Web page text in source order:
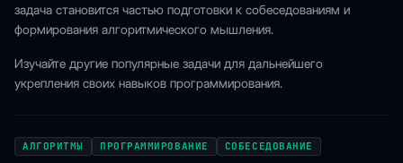
задача становится частью подготовки к собеседованиям и
формирования алгоритмического мышления.
Изучайте другие популярные задачи для дальнейшего
укрепления своих навыков программирования.
АЛГОРИТМЫ ПРОГРАММИРОВАНИЕ СОБЕСЕДОВАНИЕ